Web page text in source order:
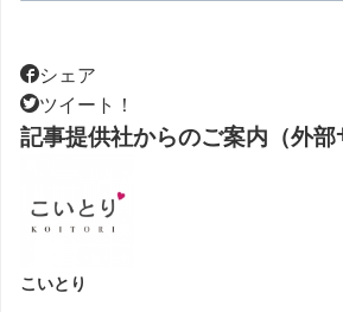
シェア
ツイート！
記事提供社からのご案内（外部
こいとり